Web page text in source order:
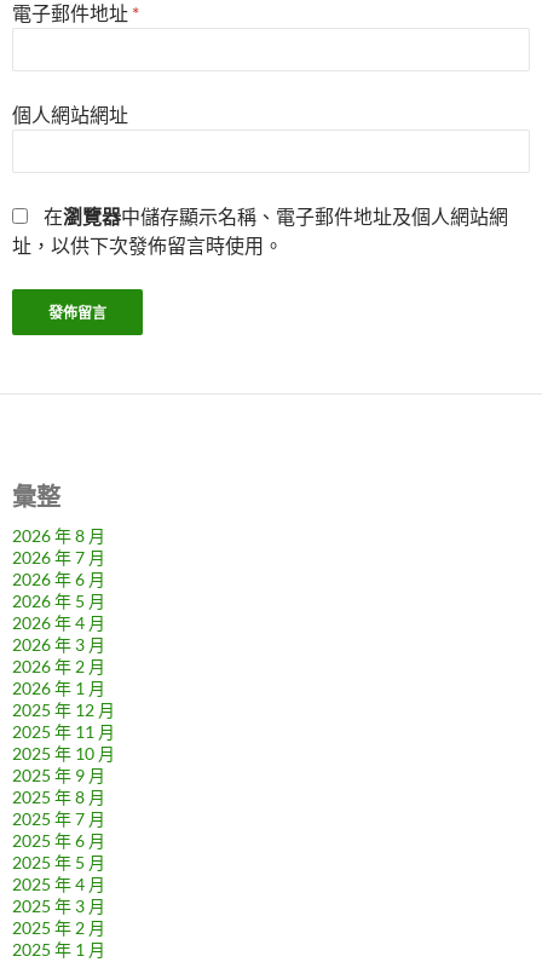
電子郵件地址 *
個人網站網址
在瀏覽器中儲存顯示名稱、電子郵件地址及個人網站網
址，以供下次發佈留言時使用。
彙整
2026 年 8 月
2026 年 7 月
2026 年 6 月
2026 年 5 月
2026 年 4 月
2026 年 3 月
2026 年 2 月
2026 年 1 月
2025 年 12 月
2025 年 11 月
2025 年 10 月
2025 年 9 月
2025 年 8 月
2025 年 7 月
2025 年 6 月
2025 年 5 月
2025 年 4 月
2025 年 3 月
2025 年 2 月
2025 年 1 月